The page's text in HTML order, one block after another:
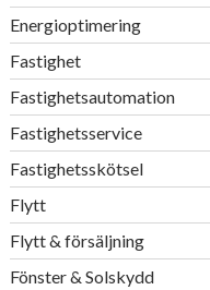
Energioptimering
Fastighet
Fastighetsautomation
Fastighetsservice
Fastighetsskötsel
Flytt
Flytt & försäljning
Fönster & Solskydd